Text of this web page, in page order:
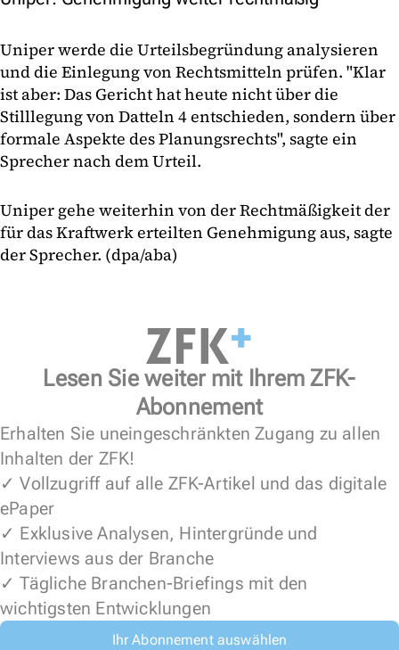
Uniper werde die Urteilsbegründung analysieren
und die Einlegung von Rechtsmitteln prüfen. "Klar
ist aber: Das Gericht hat heute nicht über die
Stilllegung von Datteln 4 entschieden, sondern über
formale Aspekte des Planungsrechts", sagte ein
Sprecher nach dem Urteil.
Uniper gehe weiterhin von der Rechtmäßigkeit der
für das Kraftwerk erteilten Genehmigung aus, sagte
der Sprecher. (dpa/aba)
Lesen Sie weiter mit Ihrem ZFK-
Abonnement
Erhalten Sie uneingeschränkten Zugang zu allen
Inhalten der ZFK!
✓ Vollzugriff auf alle ZFK-Artikel und das digitale
ePaper
✓ Exklusive Analysen, Hintergründe und
Interviews aus der Branche
✓ Tägliche Branchen-Briefings mit den
wichtigsten Entwicklungen
Ihr Abonnement auswählen